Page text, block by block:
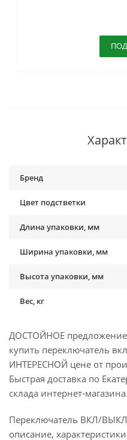
Бренд
Цвет подстветки
Длина упаковки, мм
Ширина упаковки, мм
Высота упаковки, мм
Вес, кг
ДОСТОЙНОЕ предложение
купить переключатель
ИНТЕРЕСНОЙ цене от
Быстрая доставка по
склада интернет-магазина.
Переключатель ВКЛ/
описание,